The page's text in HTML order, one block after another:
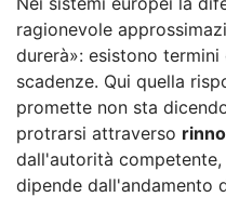
ragionevole
durerà»: esistono
scadenze. Qui quella
promette non sta
protrarsi attraverso
dall'autorità
dipende dall'andamento